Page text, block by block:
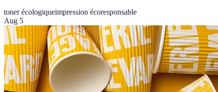
toner écologiqueimpression écoresponsable
Aug 5